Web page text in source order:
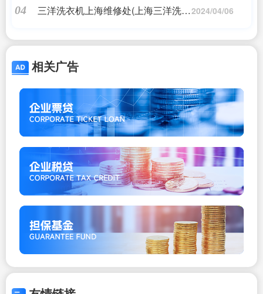
04
三洋洗衣机上海维修处(上海三洋洗衣2024/04/06
相关广告